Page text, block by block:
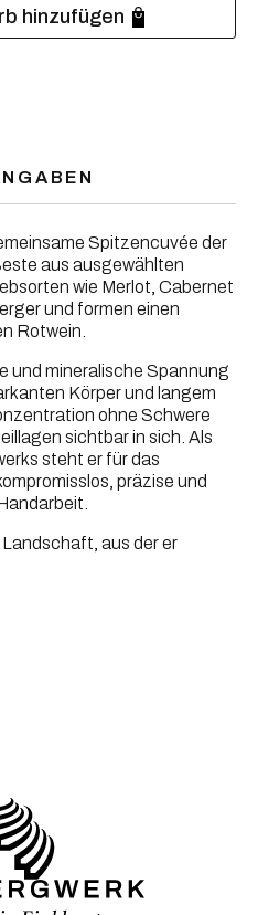
hinzufügen
Spitzencuvée der
aus ausgewählten
wie Merlot, Cabernet
und formen einen
Rotwein.
und mineralische Spannung
Körper und langem
ohne Schwere
sichtbar in sich. Als
steht er für das
präzise und
aus der er